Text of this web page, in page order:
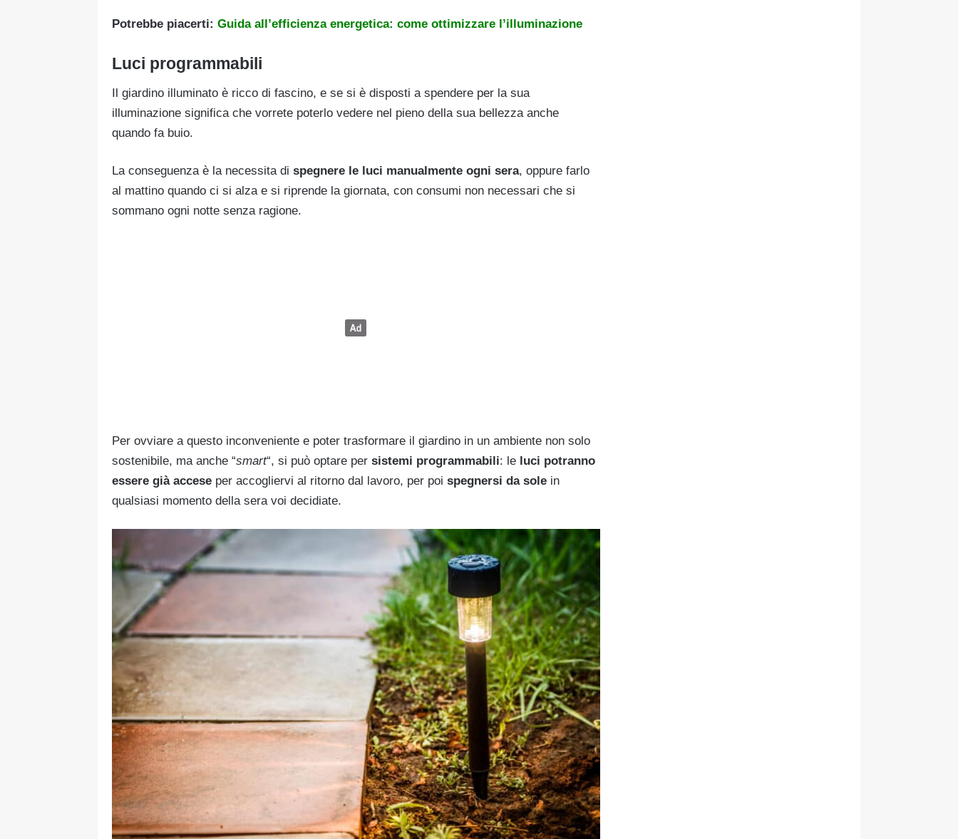
Potrebbe piacerti: Guida all’efficienza energetica: come ottimizzare l’illuminazione
Luci programmabili
Il giardino illuminato è ricco di fascino, e se si è disposti a spendere per la sua
illuminazione significa che vorrete poterlo vedere nel pieno della sua bellezza anche
quando fa buio.
La conseguenza è la necessita di spegnere le luci manualmente ogni sera, oppure farlo
al mattino quando ci si alza e si riprende la giornata, con consumi non necessari che si
sommano ogni notte senza ragione.
Per ovviare a questo inconveniente e poter trasformare il giardino in un ambiente non solo
sostenibile, ma anche “smart“, si può optare per sistemi programmabili: le luci potranno
essere già accese per accogliervi al ritorno dal lavoro, per poi spegnersi da sole in
qualsiasi momento della sera voi decidiate.